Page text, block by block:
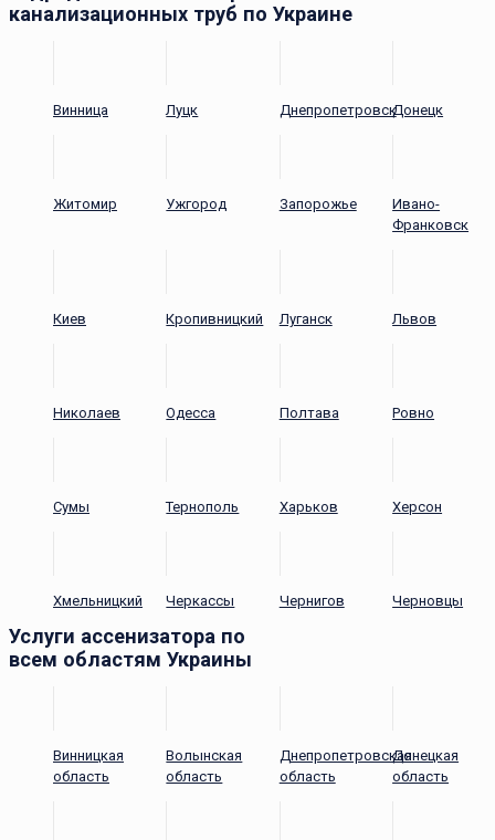
канализационных труб по Украине
Винница Луцк ДнепропетровскДонецк
Житомир Ужгород Запорожье
Ивано-
Франковск
Киев Кропивницкий Луганск Львов
Николаев Одесса Полтава Ровно
Сумы Тернополь Харьков Херсон
Хмельницкий Черкассы Чернигов Черновцы
Услуги ассенизатора по
всем областям Украины
Винницкая
область
Волынская
область
Днепропетровская
область
Донецкая
область